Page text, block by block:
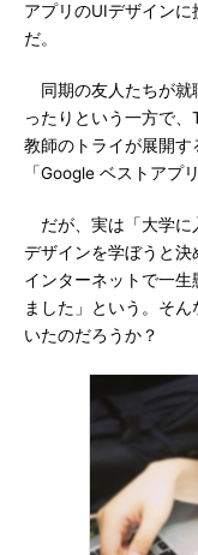
アプリのUIデザインに
だ。
同期の友人たちが就
ったりという一方で
教師のトライが展開す
「Google ベストアプ
だが、実は「大学に
デザインを学ぼうと決
インターネットで一
ました」という。そ
いたのだろうか？